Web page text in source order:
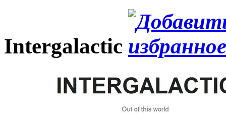
Intergalactic